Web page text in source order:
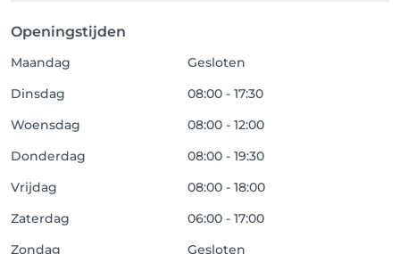
Openingstijden
Maandag
Gesloten
Dinsdag
08:00 - 17:30
Woensdag
08:00 - 12:00
Donderdag
08:00 - 19:30
Vrijdag
08:00 - 18:00
Zaterdag
06:00 - 17:00
Zondag
Gesloten